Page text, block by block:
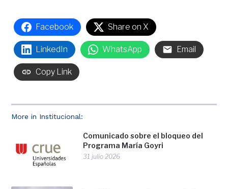
More in Institucional:
Comunicado sobre el bloqueo del
Programa María Goyri
31 julio 2026
Facebook Share on X
LinkedIn WhatsApp Email
Copy Link